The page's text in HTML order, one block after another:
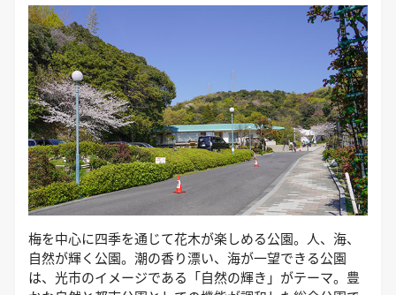
梅を中心に四季を通じて花木が楽しめる公園。人、海、
自然が輝く公園。潮の香り漂い、海が一望できる公園
は、光市のイメージである「自然の輝き」がテーマ。豊